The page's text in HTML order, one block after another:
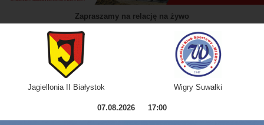
Zapraszamy na relację na żywo
Jagiellonia II Białystok Wigry Suwałki
07.08.2026 17:00